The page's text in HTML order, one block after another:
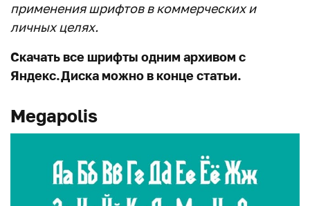
применения шрифтов в коммерческих и
личных целях.
Скачать все шрифты одним архивом с
Яндекс.Диска можно в конце статьи.
Megapolis